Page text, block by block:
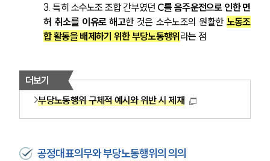
3. 특히 소수노조 조합 간부였던 C를 음주운전으로 인한 면
허 취소를 이유로 해고한 것은 소수노조의 원활한 노동조
합 활동을 배제하기 위한 부당노동행위라는 점
더보기
부당노동행위 구체적 예시와 위반 시 제재
공정대표의무와 부당노동행위의 의의